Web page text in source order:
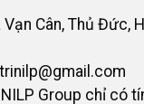
Vạn Cân, Thủ Đức,
Group chỉ có